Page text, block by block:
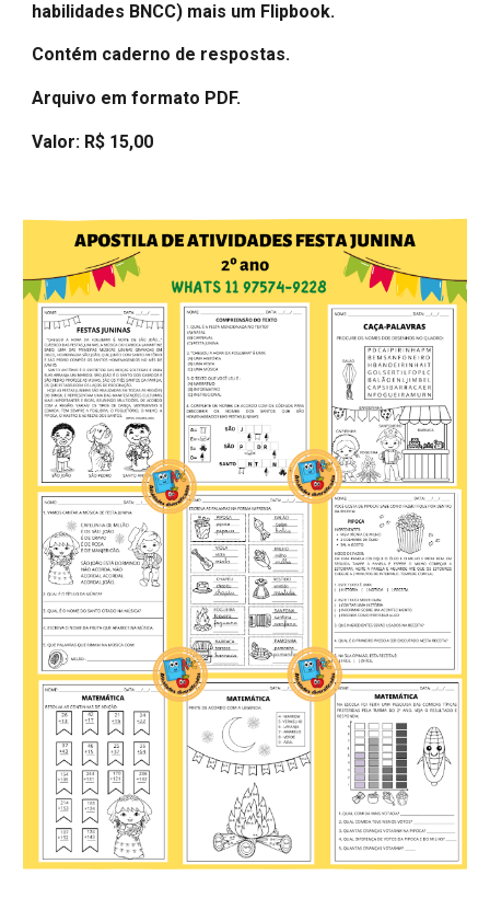
habilidades BNCC) mais um Flipbook.
Contém caderno de respostas.
Arquivo em formato PDF.
Valor: R$ 15,00